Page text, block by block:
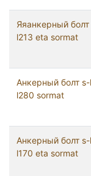
Яяанкерный
l213 eta sormat
Анкерный болт
l280 sormat
Анкерный болт
l170 eta sormat